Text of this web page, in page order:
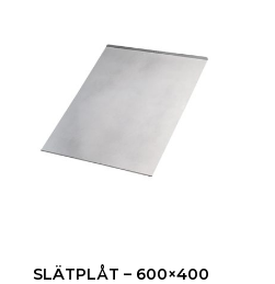
SLÄTPLÅT – 600×400